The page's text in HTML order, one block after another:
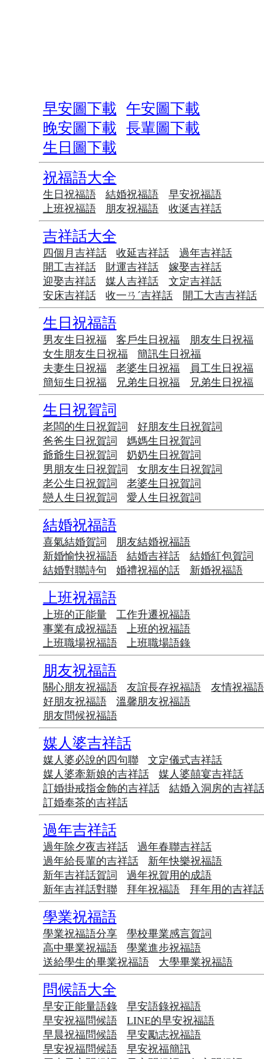
早安圖下載
午安圖下載
晚安圖下載
長輩圖下載
生日圖下載
祝福語大全
生日祝福語 結婚祝福語
早安祝福語
上班祝福語
朋友祝福語 收涎吉祥話
吉祥話大全
四個月吉祥話 收延吉祥話
過年吉祥話
開工吉祥話
財運吉祥話
嫁娶吉祥話
迎娶吉祥話
媒人吉祥話
文定吉祥話
安床吉祥話
收一ㄢˊ吉祥話 開工大吉吉祥話
生日祝福語
男友生日祝福 客戶生日祝福
朋友生日祝福
女生朋友生日祝福
簡訊生日祝福
夫妻生日祝福
老婆生日祝福
員工生日祝福
簡短生日祝福
兄弟生日祝福 兄弟生日祝福
生日祝賀詞
老闆的生日祝賀詞
好朋友生日祝賀詞
爸爸生日祝賀詞
媽媽生日祝賀詞
爺爺生日祝賀詞
奶奶生日祝賀詞
男朋友生日祝賀詞
女朋友生日祝賀詞
老公生日祝賀詞
老婆生日祝賀詞
戀人生日祝賀詞
愛人生日祝賀詞
結婚祝福語
喜氣結婚賀詞
朋友結婚祝福語
新婚愉快祝福語
結婚吉祥話
結婚紅包賀詞
結婚對聯詩句
婚禮祝福的話 新婚祝福語
上班祝福語
上班的正能量
工作升遷祝福語
事業有成祝福語
上班的祝福語
上班職場祝福語
上班職場語錄
朋友祝福語
關心朋友祝福語 友誼長存祝福語
友情祝福語
好朋友祝福語
溫馨朋友祝福語
朋友問候祝福語
媒人婆吉祥話
媒人婆必說的四句聯
文定儀式吉祥話
媒人婆牽新娘的吉祥話
媒人婆囍宴吉祥話
訂婚掛戒指金飾的吉祥話
結婚入洞房的吉祥
訂婚奉茶的吉祥話
過年吉祥話
過年除夕夜吉祥話
過年春聯吉祥話
過年給長輩的吉祥話
新年快樂祝福語
新年吉祥話賀詞
過年祝賀用的成語
新年吉祥話對聯
拜年祝福語 拜年用的吉祥話
學業祝福語
學業祝福語分享
學校畢業感言賀詞
高中畢業祝福語
學業進步祝福語
送給學生的畢業祝福語
大學畢業祝福語
問候語大全
早安正能量語錄
早安語錄祝福語
早安祝福問候語
LINE的早安祝福語
早晨祝福問候語
早安勵志祝福語
早安祝福問候語
早安祝福簡訊